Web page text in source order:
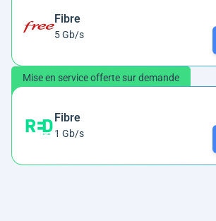
Fibre
5 Gb/s
Mise en service offerte sur demande
Fibre
1 Gb/s